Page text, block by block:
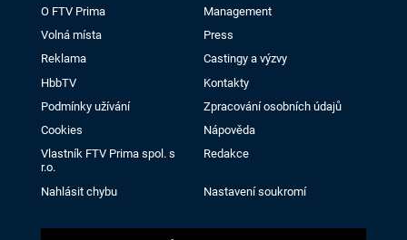
O FTV Prima
Management
Volná místa
Press
Reklama
Castingy a výzvy
HbbTV
Kontakty
Podmínky užívání
Zpracování osobních údajů
Cookies
Nápověda
Vlastník FTV Prima spol. s
r.o.
Redakce
Nahlásit chybu Nastavení soukromí